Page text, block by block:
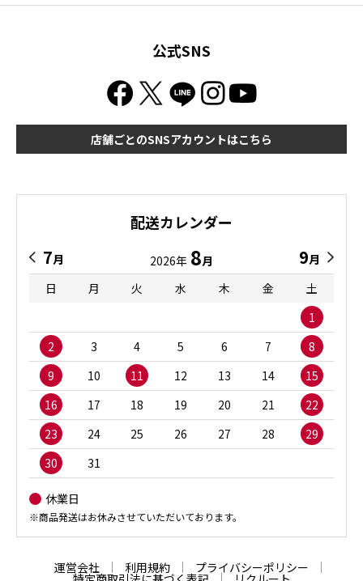
公式SNS
店舗ごとのSNSアカウントはこちら
配送カレンダー
7月 2026年 8月 9月
日
月 火 水 木 金
土
1
2
3 4 5 6 7
8
9
10 11 12 13 14
15
16
17 18 19 20 21
22
23
24 25 26 27 28
29
30
31
休業日
※商品発送はお休みさせていただいております。
運営会社 利用規約 プライバシーポリシー